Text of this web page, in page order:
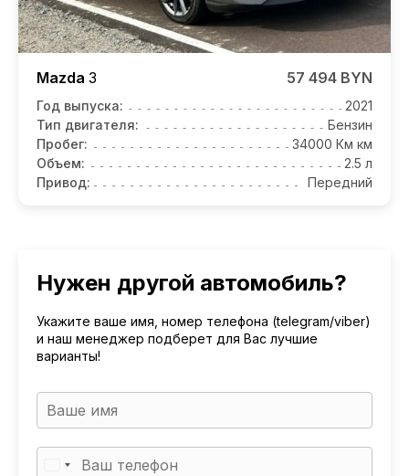
Mazda 3 57 494 BYN
Год выпуска:
2021
Тип двигателя:
Бензин
Пробег:
34000 Км км
Объем:
2.5 л
Привод:
Передний
Нужен другой автомобиль?
Укажите ваше имя, номер телефона (telegram/viber)
и наш менеджер подберет для Вас лучшие
варианты!